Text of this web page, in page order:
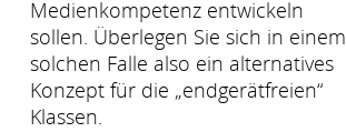
Medienkompetenz entwickeln
sollen. Überlegen Sie sich in einem
solchen Falle also ein alternatives
Konzept für die „endgerätfreien“
Klassen.